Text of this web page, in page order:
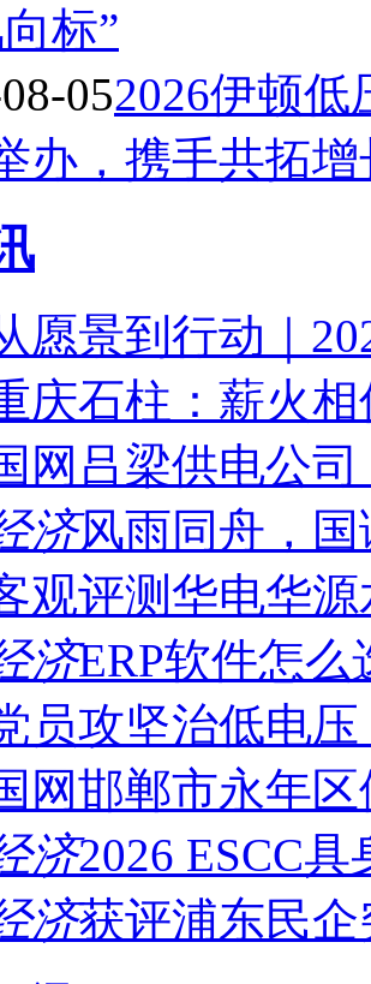
标”
052026伊顿
办，携手共拓
愿景到行动｜
庆石柱：薪火
网吕梁供电公
济风雨同舟，
观评测华电华
济ERP软件怎
员攻坚治低电
网邯郸市永年
济2026 ESCC
济获评浦东民